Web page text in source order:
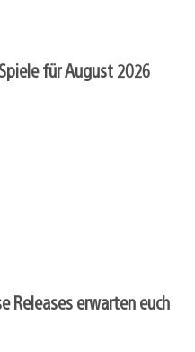
für August 2026
Releases erwarten euch